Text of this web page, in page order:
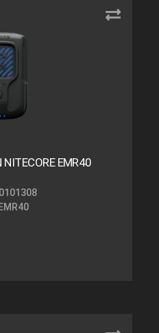
EMR40
EMR40